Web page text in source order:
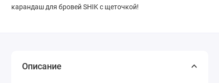
карандаш для бровей SHIK с щеточкой!
Описание